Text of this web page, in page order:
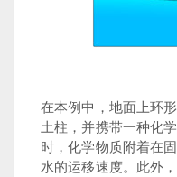
在本例中，地面上环
土柱，并携带一种化
时，化学物质附着在
水的运移速度。此外